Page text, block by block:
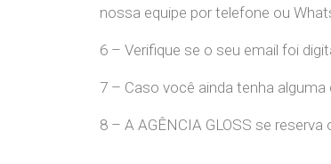
nossa equipe por telefone ou
6 – Verifique se o seu email foi
7 – Caso você ainda tenha
8 – A AGÊNCIA GLOSS se